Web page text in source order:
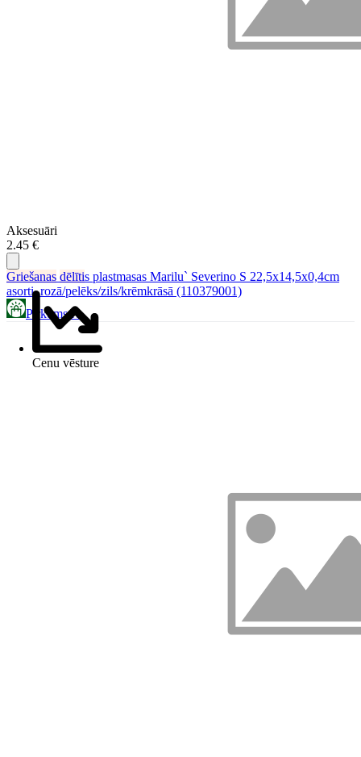
Aksesuāri
2.45 €
Cenu vēsture
Griešanas dēlītis plastmasas Marilu` Severino S 22,5x14,5x0,4cm
asorti, rozā/pelēks/zils/krēmkrāsā (110379001)
Pirkums.lv